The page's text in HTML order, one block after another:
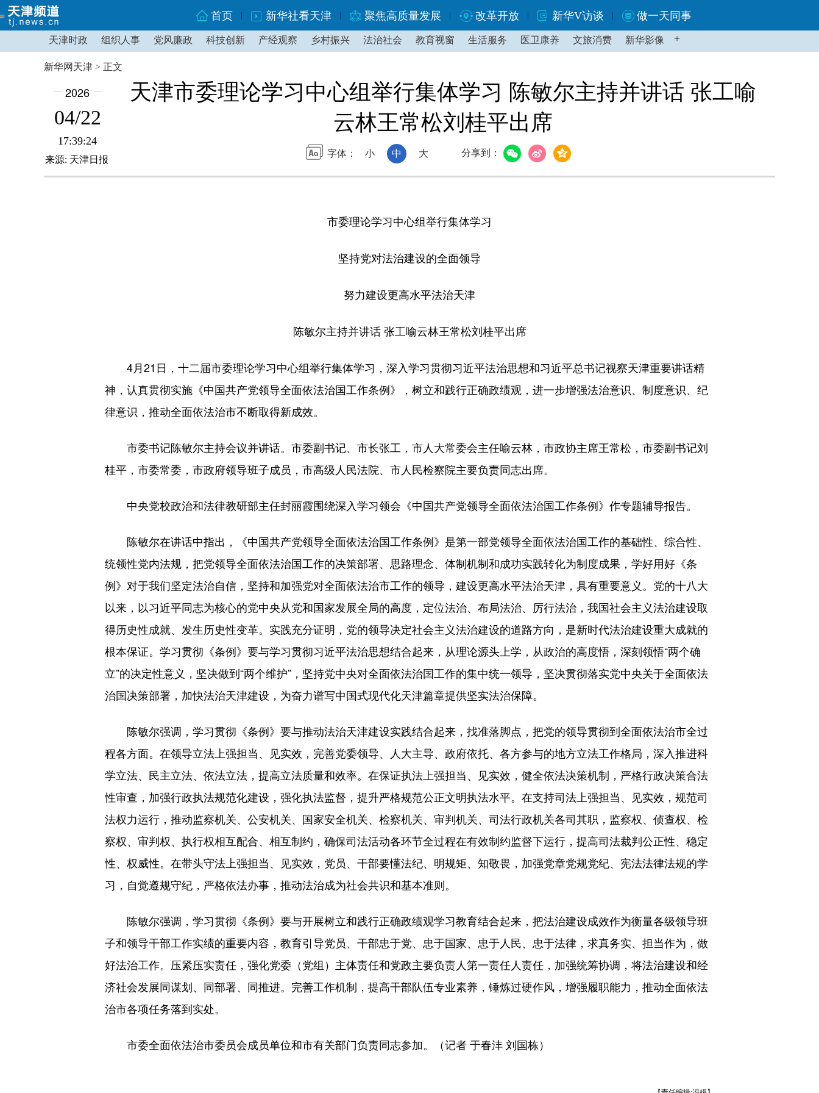
首页 新华社看天津 聚焦高质量发展 改革开放 新华V访谈 做一天同事
天津时政 组织人事 党风廉政 科技创新 产经观察 乡村振兴 法治社会 教育视窗 生活服务 医卫康养 文旅消费 新华影像 +
新华网天津 > 正文
2026
04/22
17:39:24
来源: 天津日报
天津市委理论学习中心组举行集体学习 陈敏尔主持并讲话 张工喻
云林王常松刘桂平出席
字体： 小 中 大 分享到：
市委理论学习中心组举行集体学习
坚持党对法治建设的全面领导
努力建设更高水平法治天津
陈敏尔主持并讲话 张工喻云林王常松刘桂平出席
4月21日，十二届市委理论学习中心组举行集体学习，深入学习贯彻习近平法治思想和习近平总书记视察天津重要讲话精
神，认真贯彻实施《中国共产党领导全面依法治国工作条例》，树立和践行正确政绩观，进一步增强法治意识、制度意识、纪
律意识，推动全面依法治市不断取得新成效。
市委书记陈敏尔主持会议并讲话。市委副书记、市长张工，市人大常委会主任喻云林，市政协主席王常松，市委副书记刘
桂平，市委常委，市政府领导班子成员，市高级人民法院、市人民检察院主要负责同志出席。
中央党校政治和法律教研部主任封丽霞围绕深入学习领会《中国共产党领导全面依法治国工作条例》作专题辅导报告。
陈敏尔在讲话中指出，《中国共产党领导全面依法治国工作条例》是第一部党领导全面依法治国工作的基础性、综合性、
统领性党内法规，把党领导全面依法治国工作的决策部署、思路理念、体制机制和成功实践转化为制度成果，学好用好《条
例》对于我们坚定法治自信，坚持和加强党对全面依法治市工作的领导，建设更高水平法治天津，具有重要意义。党的十八大
以来，以习近平同志为核心的党中央从党和国家发展全局的高度，定位法治、布局法治、厉行法治，我国社会主义法治建设取
得历史性成就、发生历史性变革。实践充分证明，党的领导决定社会主义法治建设的道路方向，是新时代法治建设重大成就的
根本保证。学习贯彻《条例》要与学习贯彻习近平法治思想结合起来，从理论源头上学，从政治的高度悟，深刻领悟“两个确
立”的决定性意义，坚决做到“两个维护”，坚持党中央对全面依法治国工作的集中统一领导，坚决贯彻落实党中央关于全面依法
治国决策部署，加快法治天津建设，为奋力谱写中国式现代化天津篇章提供坚实法治保障。
陈敏尔强调，学习贯彻《条例》要与推动法治天津建设实践结合起来，找准落脚点，把党的领导贯彻到全面依法治市全过
程各方面。在领导立法上强担当、见实效，完善党委领导、人大主导、政府依托、各方参与的地方立法工作格局，深入推进科
学立法、民主立法、依法立法，提高立法质量和效率。在保证执法上强担当、见实效，健全依法决策机制，严格行政决策合法
性审查，加强行政执法规范化建设，强化执法监督，提升严格规范公正文明执法水平。在支持司法上强担当、见实效，规范司
法权力运行，推动监察机关、公安机关、国家安全机关、检察机关、审判机关、司法行政机关各司其职，监察权、侦查权、检
察权、审判权、执行权相互配合、相互制约，确保司法活动各环节全过程在有效制约监督下运行，提高司法裁判公正性、稳定
性、权威性。在带头守法上强担当、见实效，党员、干部要懂法纪、明规矩、知敬畏，加强党章党规党纪、宪法法律法规的学
习，自觉遵规守纪，严格依法办事，推动法治成为社会共识和基本准则。
陈敏尔强调，学习贯彻《条例》要与开展树立和践行正确政绩观学习教育结合起来，把法治建设成效作为衡量各级领导班
子和领导干部工作实绩的重要内容，教育引导党员、干部忠于党、忠于国家、忠于人民、忠于法律，求真务实、担当作为，做
好法治工作。压紧压实责任，强化党委（党组）主体责任和党政主要负责人第一责任人责任，加强统筹协调，将法治建设和经
济社会发展同谋划、同部署、同推进。完善工作机制，提高干部队伍专业素养，锤炼过硬作风，增强履职能力，推动全面依法
治市各项任务落到实处。
市委全面依法治市委员会成员单位和市有关部门负责同志参加。（记者 于春沣 刘国栋）